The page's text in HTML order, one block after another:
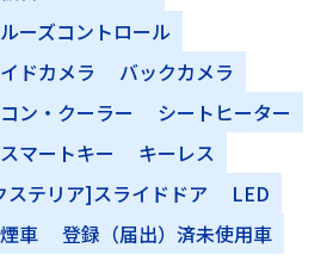
ーズコントロール
ドカメラ
バックカメラ
ン・クーラー
シートヒーター
スマートキー
キーレス
ステリア]スライドドア
LED
車 登録（届出）済未使用車